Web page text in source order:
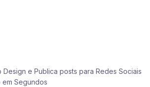
Design e Publica posts para Redes Sociais
em Segundos